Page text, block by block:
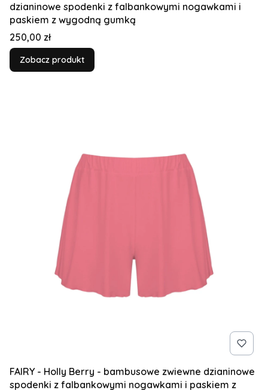
dzianinowe spodenki z falbankowymi nogawkami i
paskiem z wygodną gumką
Cena
250,00 zł
Zobacz produkt
FAIRY - Holly Berry - bambusowe zwiewne dzianinowe
spodenki z falbankowymi nogawkami i paskiem z